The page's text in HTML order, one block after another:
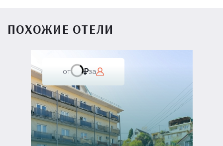
ПОХОЖИЕ ОТЕЛИ
от за